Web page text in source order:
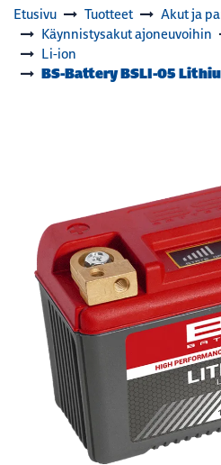
Etusivu Tuotteet
Akut ja
Käynnistysakut ajoneuvoihin
Li-ion
BS-Battery BSLI-05